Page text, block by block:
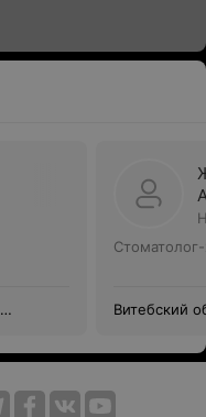
Витебский